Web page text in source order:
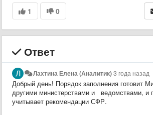
1 0
Ответ
Лахтина Елена (Аналитик)3 года назад
Добрый день! Порядок заполнения готовит
другими министерствами и ведомствами, и
учитывает рекомендации СФР.